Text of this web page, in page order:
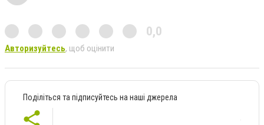
0,0
Авторизуйтесь, щоб оцінити
Поділіться та підписуйтесь на наші джерела